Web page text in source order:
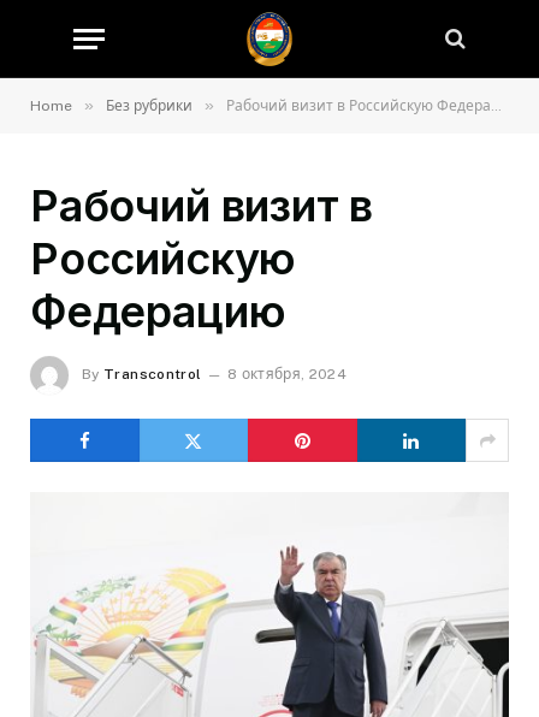
Home » Без рубрики » Рабочий визит в Российскую Федерацию
Рабочий визит в
Российскую
Федерацию
By Transcontrol 8 октября, 2024